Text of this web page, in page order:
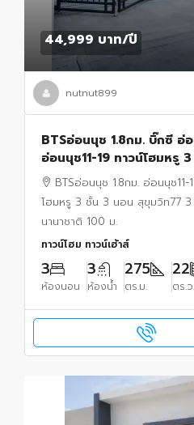
44,999 บาท/ปี
nutnut899
BTSอ่อนนุช 1.8กม. บิ๊กซี อ่
อ่อนนุช11-19 ทาวน์โฮมหรู
รร.อภิญญานานาชาติ 100 ม.
BTSอ่อนนุช 1.8กม. อ่อนนุช
โฮมหรู 3 ชั้น 3 นอน สุขุมวิท77
นานาชาติ 100 ม.
ทาวน์โฮม ทาวน์เฮ้าส์
3
ห้องนอน
3
ห้องน้ำ
275
ตร.ม.
22
ตร.ว.